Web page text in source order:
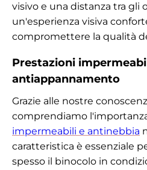
visivo e una distanza tra gli
un'esperienza visiva
compromettere la qualità
Prestazioni
antiappannamento
Grazie alle nostre
comprendiamo
impermeabili e antinebbia
caratteristica è essenziale
spesso il binocolo in